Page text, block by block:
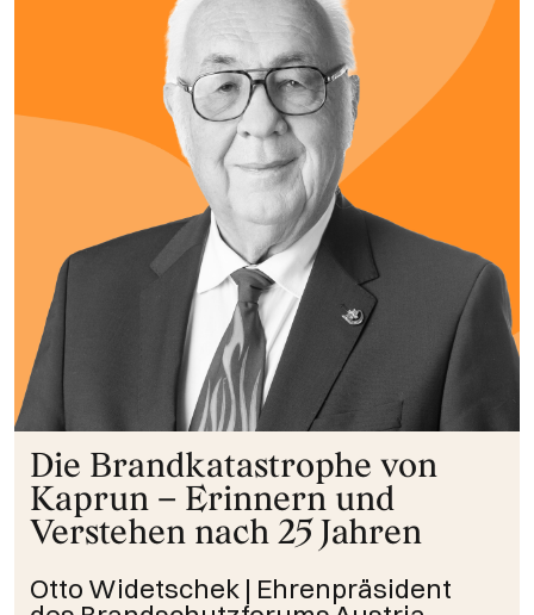
Die Brandkatastrophe von
Kaprun – Erinnern und
Verstehen nach 25 Jahren
Otto Widetschek | Ehrenpräsident